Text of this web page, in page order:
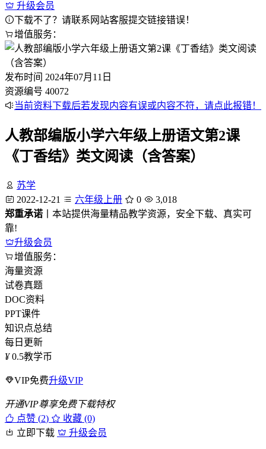
升级会员
下载不了？请联系网站客服提交链接错误！
增值服务：
发布时间 2024年07月11日
资源编号 40072
当前资料下载后若发现内容有误或内容不符，请点此报错！
人教部编版小学六年级上册语文第2课
《丁香结》类文阅读（含答案）
苏学
2022-12-21
六年级上册 0
3,018
郑重承诺 丨本站提供海量精品教学资源，安全下载、真实可
靠!
升级会员
增值服务：
海量资源
试卷真题
DOC资料
PPT课件
知识点总结
每日更新
¥ 0.5教学币
VIP免费升级VIP
开通VIP尊享免费下载特权
点赞 (2)
收藏 (0)
立即下载
升级会员